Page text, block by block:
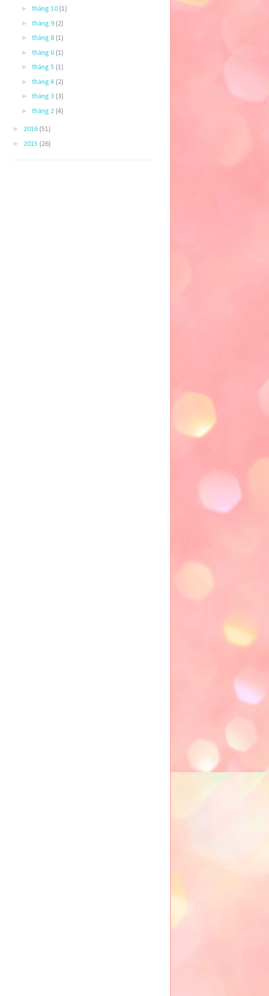
►tháng 10 (1)
►tháng 9 (2)
►tháng 8 (1)
►tháng 6 (1)
►tháng 5 (1)
►tháng 4 (2)
►tháng 3 (3)
►tháng 2 (4)
► 2016 (51)
► 2015 (26)